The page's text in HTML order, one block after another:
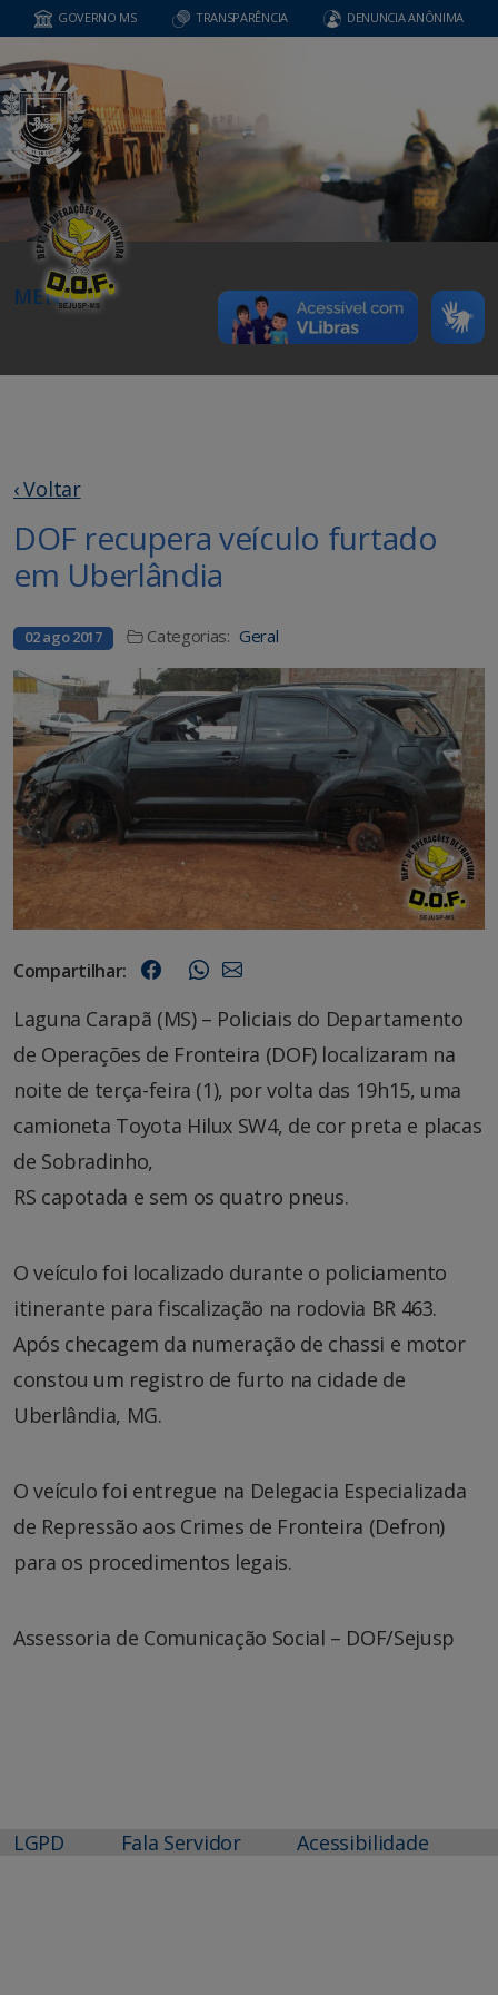
GOVERNO MS TRANSPARÊNCIA DENUNCIA ANÔNIMA
MENU
‹ Voltar
DOF recupera veículo furtado
em Uberlândia
02 ago 2017 Categorias: Geral
Compartilhar:
Laguna Carapã (MS) – Policiais do Departamento
de Operações de Fronteira (DOF) localizaram na
noite de terça-feira (1), por volta das 19h15, uma
camioneta Toyota Hilux SW4, de cor preta e placas
de Sobradinho,
RS capotada e sem os quatro pneus.
O veículo foi localizado durante o policiamento
itinerante para fiscalização na rodovia BR 463.
Após checagem da numeração de chassi e motor
constou um registro de furto na cidade de
Uberlândia, MG.
O veículo foi entregue na Delegacia Especializada
de Repressão aos Crimes de Fronteira (Defron)
para os procedimentos legais.
Assessoria de Comunicação Social – DOF/Sejusp
LGPD Fala Servidor Acessibilidade